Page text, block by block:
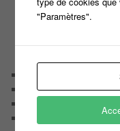
Tous les castings
Les 12 coups de
N’oubliez Pas Les
Tout le monde
Contact
Le candidat masqué
"Paramètres".